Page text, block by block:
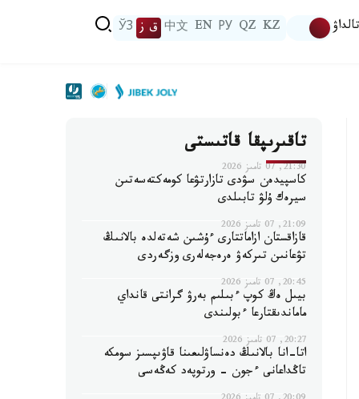
تالداۋ KZ
QZ
РУ
EN
中文 ق ز ЎЗ
تاقىرىپقا قاتىستى
21:30, 07 تامىز 2026
كاسپيدەن سۋدى تازارتۋعا كومەكتەسەتىن
سيرەك ۇلۋ تابىلدى
21:09, 07 تامىز 2026
قازاقستان ازاماتتارى ءۇشىن شەتەلدە بالانىڭ
تۋعانىن تىركەۋ ەرەجەلەرى وزگەردى
20:45, 07 تامىز 2026
بيىل ەڭ كوپ ءبىلىم بەرۋ گرانتى قانداي
ماماندىقتارعا ءبولىندى
20:27, 07 تامىز 2026
اتا-انا بالانىڭ دەنساۋلىعىنا قاۋىپسىز سومكە
تاڭداعانى ءجون - ورتوپەد كەڭەسى